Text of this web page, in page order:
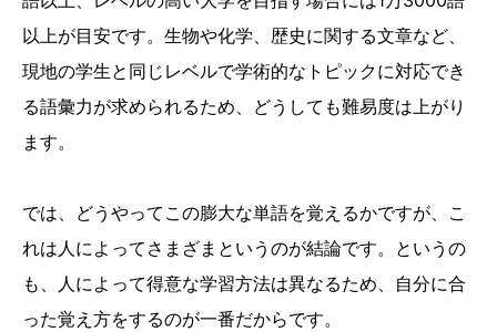
以上が目安です。生物や化学、歴史に関する文章など、
現地の学生と同じレベルで学術的なトピックに対応でき
る語彙力が求められるため、どうしても難易度は上がり
ます。
では、どうやってこの膨大な単語を覚えるかですが、こ
れは人によってさまざまというのが結論です。というの
も、人によって得意な学習方法は異なるため、自分に合
った覚え方をするのが一番だからです。